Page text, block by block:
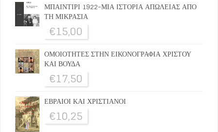
ΜΠΑΙΝΤΙΡΙ 1922-ΜΙΑ ΙΣΤΟΡΙΑ ΑΠΩΛΕΙΑΣ ΑΠΟ
ΤΗ ΜΙΚΡΑΣΙΑ
€15,00
ΟΜΟΙΟΤΗΤΕΣ ΣΤΗΝ ΕΙΚΟΝΟΓΡΑΦΙΑ ΧΡΙΣΤΟΥ
ΚΑΙ ΒΟΥΔΑ
€17,50
ΕΒΡΑΙΟΙ ΚΑΙ ΧΡΙΣΤΙΑΝΟΙ
€10,25